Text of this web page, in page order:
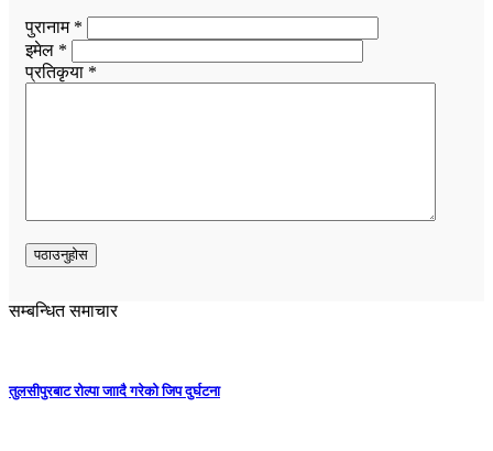
पुरानाम *
इमेल *
प्रतिकृया *
सम्बन्धित समाचार
तुलसीपुरबाट रोल्पा जाादै गरेको जिप दुर्घटना